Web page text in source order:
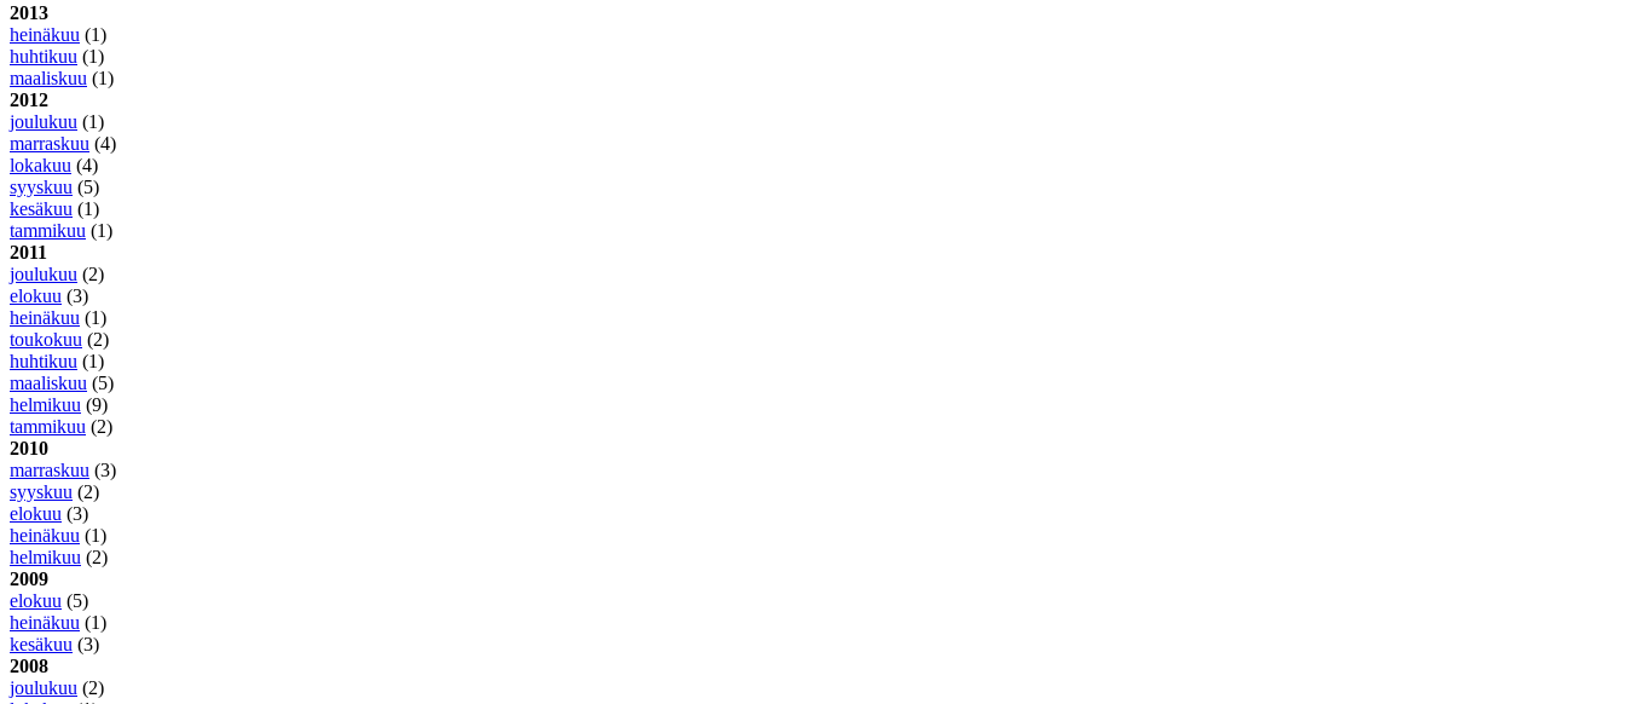
2013
heinäkuu (1)
huhtikuu (1)
maaliskuu (1)
2012
joulukuu (1)
marraskuu (4)
lokakuu (4)
syyskuu (5)
kesäkuu (1)
tammikuu (1)
2011
joulukuu (2)
elokuu (3)
heinäkuu (1)
toukokuu (2)
huhtikuu (1)
maaliskuu (5)
helmikuu (9)
tammikuu (2)
2010
marraskuu (3)
syyskuu (2)
elokuu (3)
heinäkuu (1)
helmikuu (2)
2009
elokuu (5)
heinäkuu (1)
kesäkuu (3)
2008
joulukuu (2)